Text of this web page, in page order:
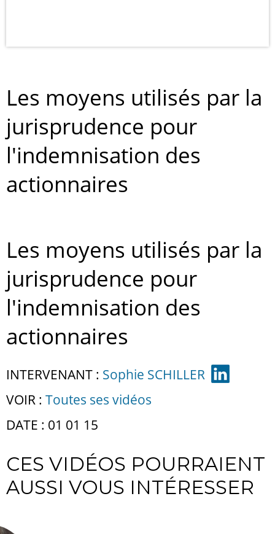
Les moyens utilisés par la
jurisprudence pour
l'indemnisation des
actionnaires
Les moyens utilisés par la
jurisprudence pour
l'indemnisation des
actionnaires
INTERVENANT : Sophie SCHILLER
VOIR : Toutes ses vidéos
DATE : 01 01 15
CES VIDÉOS POURRAIENT
AUSSI VOUS INTÉRESSER